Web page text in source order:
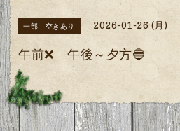
一部 空きあり 2026-01-26 (月)
午前❌️ 午後～夕方🔵